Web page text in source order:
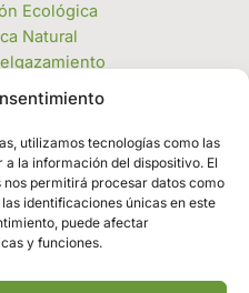
utilizamos tecnologías como las
la información del dispositivo. El
permitirá procesar datos como
identificaciones únicas en este
puede afectar
y funciones.
Ecológica
Natural
y Jaleas
y Complementos
a granel